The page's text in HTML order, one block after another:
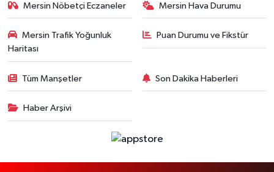
Mersin Nöbetçi Eczaneler Mersin Hava Durumu
Mersin Trafik Yoğunluk
Haritası
Puan Durumu ve Fikstür
Tüm Manşetler Son Dakika Haberleri
Haber Arşivi